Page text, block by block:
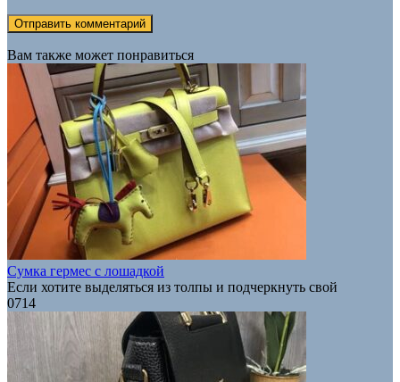
Вам также может понравиться
Сумка гермес с лошадкой
Если хотите выделяться из толпы и подчеркнуть свой
0714